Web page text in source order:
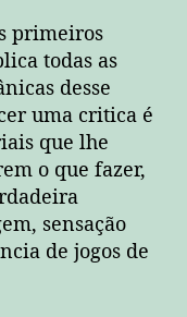
primeiros
todas as
desse
uma critica é
que lhe
o que fazer,
sensação
de jogos de